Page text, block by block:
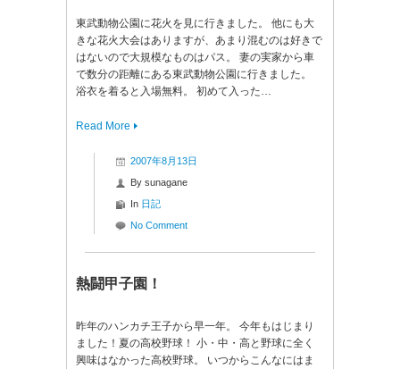
東武動物公園に花火を見に行きました。 他にも大
きな花火大会はありますが、あまり混むのは好きで
はないので大規模なものはパス。 妻の実家から車
で数分の距離にある東武動物公園に行きました。
浴衣を着ると入場無料。 初めて入った…
Read More
2007年8月13日
By sunagane
In 日記
No Comment
熱闘甲子園！
昨年のハンカチ王子から早一年。 今年もはじまり
ました！夏の高校野球！ 小・中・高と野球に全く
興味はなかった高校野球。 いつからこんなにはま